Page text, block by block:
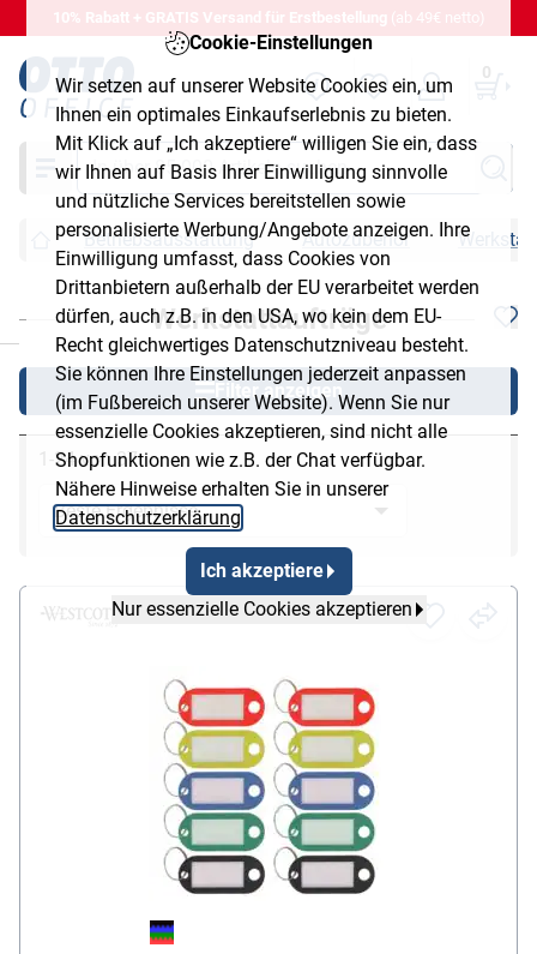
Cookie-Einstellungen
Wir setzen auf unserer Website Cookies ein, um
Ihnen ein optimales Einkaufserlebnis zu bieten.
Mit Klick auf „Ich akzeptiere“ willigen Sie ein, dass
wir Ihnen auf Basis Ihrer Einwilligung sinnvolle
und nützliche Services bereitstellen sowie
personalisierte Werbung/Angebote anzeigen. Ihre
Einwilligung umfasst, dass Cookies von
Drittanbietern außerhalb der EU verarbeitet werden
dürfen, auch z.B. in den USA, wo kein dem EU-
Recht gleichwertiges Datenschutzniveau besteht.
Sie können Ihre Einstellungen jederzeit anpassen
(im Fußbereich unserer Website). Wenn Sie nur
essenzielle Cookies akzeptieren, sind nicht alle
Shopfunktionen wie z.B. der Chat verfügbar.
Nähere Hinweise erhalten Sie in unserer
Datenschutzerklärung
Ich akzeptiere
Nur essenzielle Cookies akzeptieren
10% Rabatt + GRATIS Versand für Erstbestellung (ab 49€ netto)
0
Suche
Betriebsausstattung Autozubehör
Werkstattaufträge
Filter anzeigen
1-24 von 37